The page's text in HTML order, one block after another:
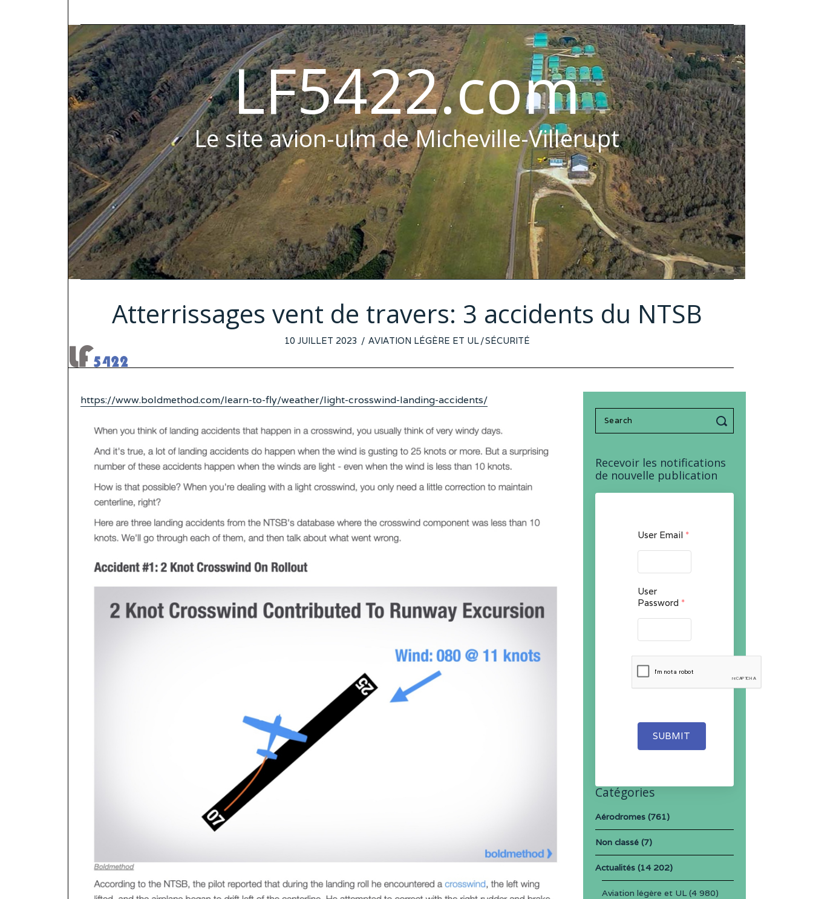
LF5422.com
Le site avion-ulm de Micheville-Villerupt
Atterrissages vent de travers: 3 accidents du NTSB
POSTED
10 JUILLET 2023 8
2023
AVIATION LÉGÈRE ET UL/SÉCURITÉ
https://www.boldmethod.com/learn-to-fly/weather/light-crosswind-landing-accidents/
Search
for:
Recevoir les notifications
de nouvelle publication
User Email *
User
Password *
SUBMIT
Catégories
Aérodromes(761)
Non classé(7)
Actualités(14 202)
Aviation légère et UL(4 980)